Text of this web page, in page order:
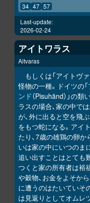
34 47 57
Last-update:
2026-02-24
アイトワラス
Aitvaras
もしくは「アイトヴ
怪物の一種。ドイツの「
ンド（Pisuhänd）」の
ラスの場合、家の中で
が、外に出ると空を飛
をもつ蛇になる。アイ
たり、7歳の雄鶏の卵
いは家の中にいつのま
追い出すことはとても
つくと家の所有者は裕
や穀物、お金をよそか
に遭うのはたいていそ
は見返りとしてオムレ